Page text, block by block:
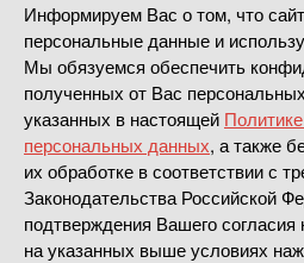
Информируем Вас о том, что
персональные данные и
Мы обязуемся обеспечить
полученных от Вас
указанных в настоящей
персональных данных, а также
их обработке в соответствии с
Законодательства Российской
подтверждения Вашего
на указанных выше условиях
Лодки Gladiator
Пайольное дно
Надувное дно
РИБ
Апривер
Политика конфиденциальности